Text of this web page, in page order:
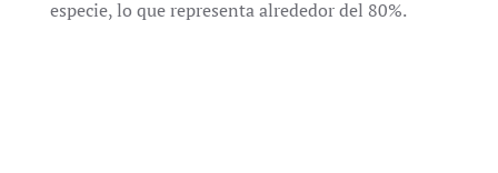
especie, lo que representa alrededor del 80%.